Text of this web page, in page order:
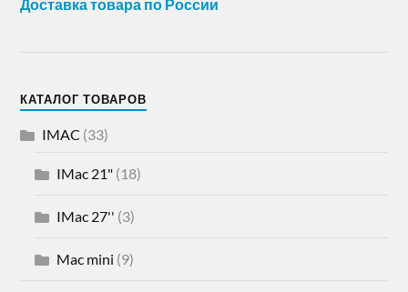
Доставка товара по России
КАТАЛОГ ТОВАРОВ
IMAC (33)
IMac 21" (18)
IMac 27'' (3)
Mac mini (9)